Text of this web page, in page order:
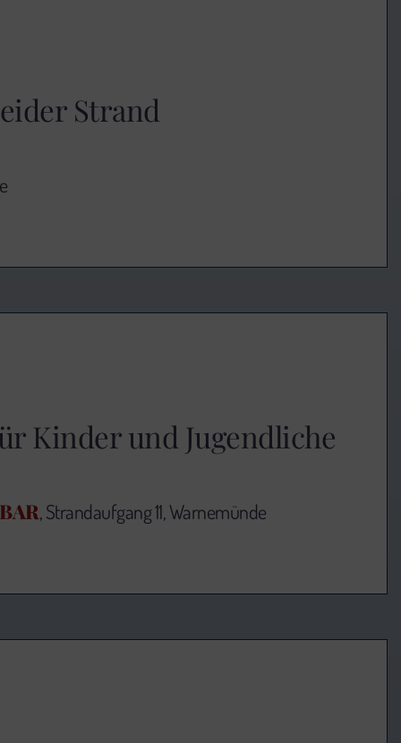
Strand
Kinder und Jugendliche
, Strandaufgang 11, Warnemünde